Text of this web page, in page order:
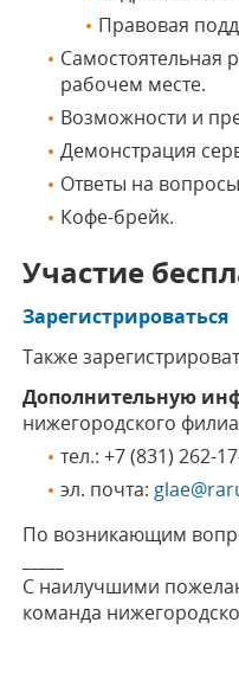
Правовая
Самостоятельная
рабочем месте.
Возможности и
Демонстрация
Ответы на
Кофе-брейк.
Участие
Зарегистрироваться
Также
Дополнительную
нижегородского
тел.: +7 (831) 262-
эл. почта:
По возникающим
С наилучшими
команда